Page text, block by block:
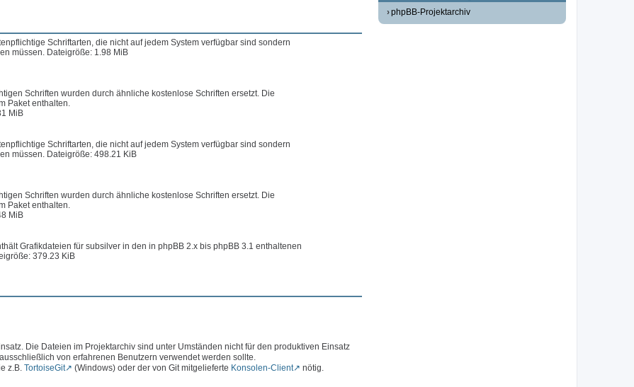
Schriftarten, die nicht auf jedem System verfügbar sind sondern
müssen. Dateigröße: 1.98 MiB
Schriften wurden durch ähnliche kostenlose Schriften ersetzt. Die
Paket enthalten.
MiB
Schriftarten, die nicht auf jedem System verfügbar sind sondern
müssen. Dateigröße: 498.21 KiB
Schriften wurden durch ähnliche kostenlose Schriften ersetzt. Die
Paket enthalten.
MiB
Grafikdateien für subsilver in den in phpBB 2.x bis phpBB 3.1 enthaltenen
379.23 KiB
Die Dateien im Projektarchiv sind unter Umständen nicht für den produktiven Einsatz
von erfahrenen Benutzern verwendet werden sollte.
z.B. TortoiseGit (Windows) oder der von Git mitgelieferte Konsolen-Client nötig.
phpBB-Projektarchiv